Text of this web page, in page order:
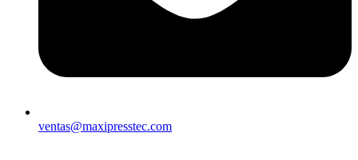
ventas@maxipresstec.com